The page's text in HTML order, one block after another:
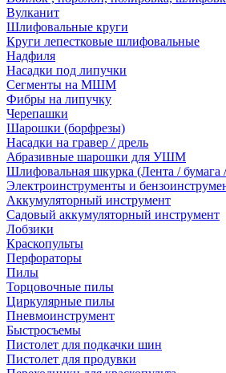
Вулканит
Шлифовальные круги
Круги лепестковые шлифовальные
Надфиля
Насадки под липучки
Сегменты на МШМ
Фибры на липучку
Черепашки
Шарошки (борфрезы)
Насадки на гравер / дрель
Абразивные шарошки для УШМ
Шлифовальная шкурка (Лента / бумага
Электроинструменты и
Аккумуляторный инструмент
Садовый аккумуляторный инструмент
Лобзики
Краскопульты
Перфораторы
Пилы
Торцовочные пилы
Циркулярные пилы
Пневмоинструмент
Быстросъемы
Пистолет для подкачки шин
Пистолет для продувки